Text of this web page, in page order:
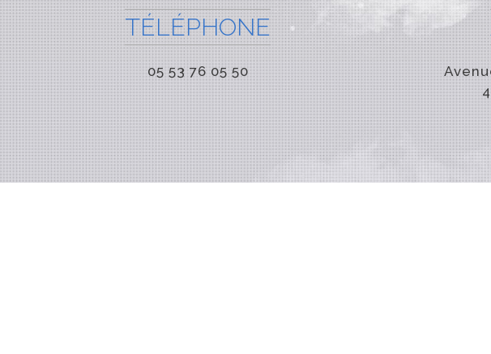
TÉLÉPHONE
05 53 76 05 50